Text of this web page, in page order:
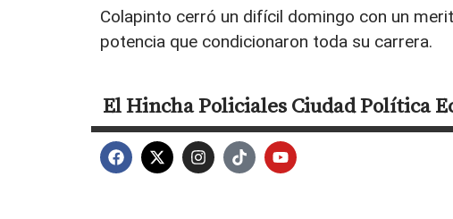
Colapinto cerró un difícil domingo con un
potencia que condicionaron toda su carrera.
El HinchaPolicialesCiudadPolítica